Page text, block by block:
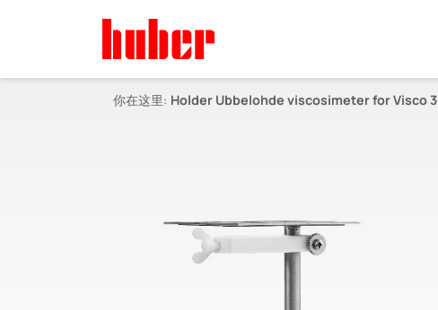
你在这里: Holder Ubbelohde viscosimeter for Visco 3